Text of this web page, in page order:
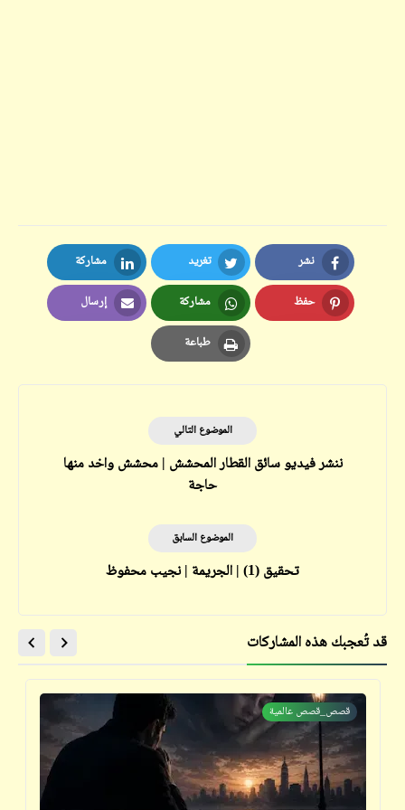
نشر
Facebook
تغريد
Twitter
مشاركة
LinkedIn
حفظ
Pinterest
مشاركة
Whatsapp
إرسال
Email
طباعة
Print
الموضوع التالي
ننشر فيديو سائق القطار المحشش | محشش واخد منها
حاجة
الموضوع السابق
تحقيق (1) | الجريمة | نجيب محفوظ
قد تُعجبك هذه المشاركات
قصص_قصص عالمية